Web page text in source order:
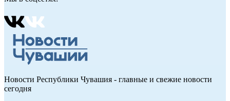
Новости Республики Чувашия - главные и свежие новости
сегодня